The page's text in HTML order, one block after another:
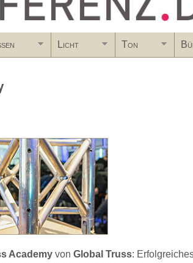
Licht Ton
Academy von Global Truss: